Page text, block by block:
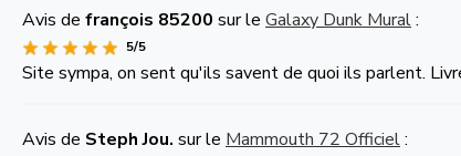
Avis de françois 85200 sur le Galaxy Dunk Mural:
5/5
Site sympa, on sent qu'ils savent de quoi ils parlent.
Avis de Steph Jou. sur le Mammouth 72 Officiel: